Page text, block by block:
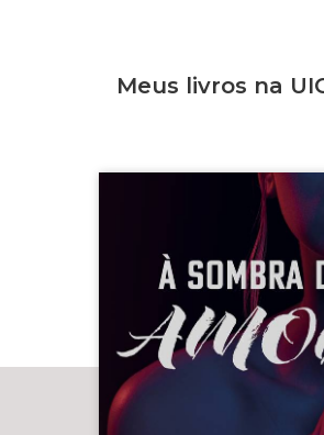
Meus livros na